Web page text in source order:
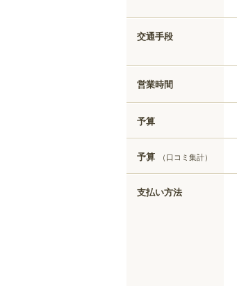
交通手段
営業時間
予算
予算 （口コミ集計）
支払い方法